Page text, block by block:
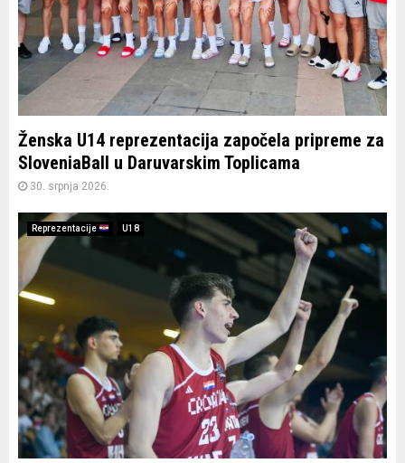
Ženska U14 reprezentacija započela pripreme za
SloveniaBall u Daruvarskim Toplicama
30. srpnja 2026.
Reprezentacije U18